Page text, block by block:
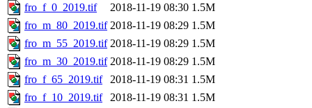
fro_f_0_2019.tif
2018-11-19 08:30 1.5M
fro_m_80_2019.tif 2018-11-19 08:29 1.5M
fro_m_55_2019.tif 2018-11-19 08:29 1.5M
fro_m_30_2019.tif 2018-11-19 08:29 1.5M
fro_f_65_2019.tif
2018-11-19 08:31 1.5M
fro_f_10_2019.tif
2018-11-19 08:31 1.5M